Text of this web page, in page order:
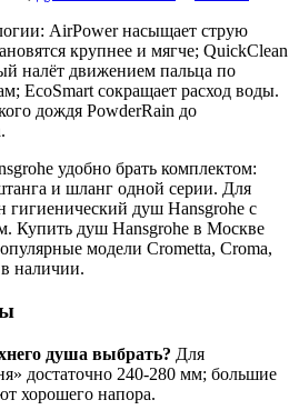
AirPower насыщает струю
крупнее и мягче; QuickClean
налёт движением пальца по
EcoSmart сокращает расход воды.
дождя PowderRain до
удобно брать комплектом:
и шланг одной серии. Для
гигиенический душ Hansgrohe с
Купить душ Hansgrohe в Москве
модели Crometta, Croma,
наличии.
душа выбрать? Для
достаточно 240-280 мм; большие
хорошего напора.